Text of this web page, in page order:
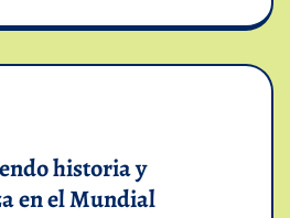
historia y
en el Mundial